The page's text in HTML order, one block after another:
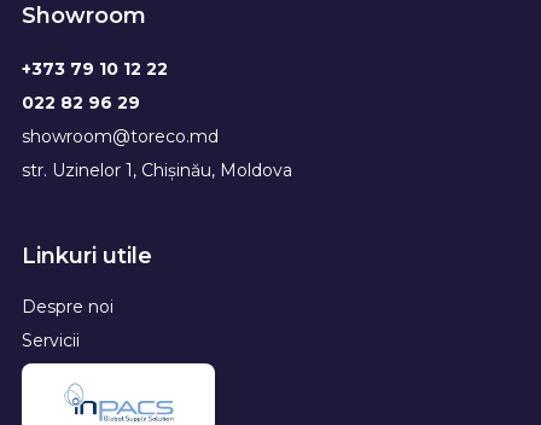
Showroom
+373 79 10 12 22
022 82 96 29
showroom@toreco.md
str. Uzinelor 1, Chișinău, Moldova
Linkuri utile
Despre noi
Servicii